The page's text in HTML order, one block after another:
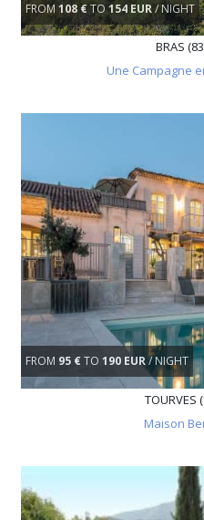
FROM108 €TO154 EUR/ NIGHT
BRAS
Une Campagne
FROM 95 €TO 190 EUR/ NIGHT
TOURVES
Maison